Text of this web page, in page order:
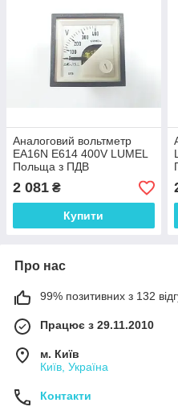
Аналоговий вольтметр
EA16N E614 400V LUMEL
Польща з ПДВ
2 081 ₴
Купити
Про нас
99% позитивних з 132
Працює з 29.11.2010
м. Київ
Київ, Україна
Контакти